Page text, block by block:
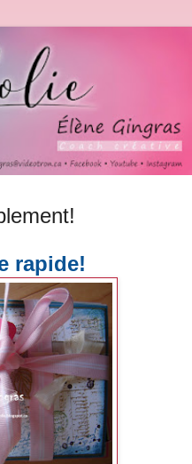
rapide!